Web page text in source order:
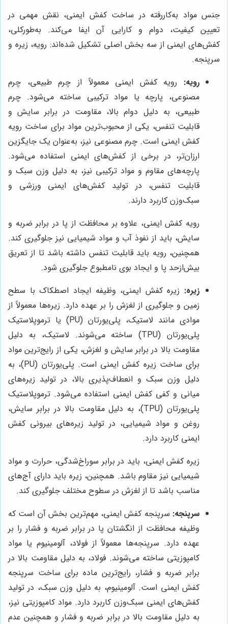
جنس مواد به‌کاررفته در ساخت کفش ایمنی، نقش مهمی در
تعیین کیفیت، دوام و کارایی آن ایفا می‌کند. به‌طورکلی،
کفش‌های ایمنی از سه بخش اصلی تشکیل شده‌اند: رویه، زیره و
سرپنجه.
رویه: رویه کفش ایمنی معمولاً از چرم طبیعی، چرم
مصنوعی، پارچه یا مواد ترکیبی ساخته می‌شود. چرم
طبیعی، به دلیل دوام بالا، مقاومت در برابر سایش و
قابلیت تنفس، یکی از محبوب‌ترین مواد برای ساخت رویه
کفش ایمنی است. چرم مصنوعی نیز، به‌عنوان یک جایگزین
ارزان‌تر، در برخی از کفش‌های ایمنی استفاده می‌شود.
پارچه‌های مقاوم و مواد ترکیبی نیز، به دلیل وزن سبک و
قابلیت تنفس، در تولید کفش‌های ایمنی ورزشی و
سبک‌وزن کاربرد دارند.
رویه کفش ایمنی، علاوه بر محافظت از پا در برابر ضربه و
سایش، باید از نفوذ آب و مواد شیمیایی نیز جلوگیری کند.
همچنین، رویه باید قابلیت تنفس داشته باشد تا از تعریق
بیش‌ازحد پا و ایجاد بوی نامطبوع جلوگیری شود.
زیره: زیره کفش ایمنی، وظیفه ایجاد اصطکاک با سطح
زمین و جلوگیری از لغزش را بر عهده دارد. زیره‌ها معمولاً از
موادی مانند لاستیک، پلی‌یورتان (PU) یا ترموپلاستیک
پلی‌یورتان (TPU) ساخته می‌شوند. لاستیک، به دلیل
مقاومت بالا در برابر سایش و لغزش، یکی از رایج‌ترین مواد
برای ساخت زیره کفش ایمنی است. پلی‌یورتان (PU)، به
دلیل وزن سبک و انعطاف‌پذیری بالا، در تولید زیره‌های
میانی و کفی کفش ایمنی استفاده می‌شود. ترموپلاستیک
پلی‌یورتان (TPU)، به دلیل مقاومت بالا در برابر سایش،
روغن و مواد شیمیایی، در تولید زیره‌های بیرونی کفش
ایمنی کاربرد دارد.
زیره کفش ایمنی، باید در برابر سوراخ‌شدگی، حرارت و مواد
شیمیایی نیز مقاوم باشد. همچنین، زیره باید دارای آج‌های
مناسب باشد تا از لغزش در سطوح مختلف جلوگیری کند.
سرپنجه: سرپنجه کفش ایمنی، مهم‌ترین بخش آن است که
وظیفه محافظت از انگشتان پا در برابر ضربه و فشار را بر
عهده دارد. سرپنجه‌ها معمولاً از فولاد، آلومینیوم یا مواد
کامپوزیتی ساخته می‌شوند. فولاد، به دلیل مقاومت بالا در
برابر ضربه و فشار، رایج‌ترین ماده برای ساخت سرپنجه
کفش ایمنی است. آلومینیوم، به دلیل وزن سبک، در تولید
کفش‌های ایمنی سبک‌وزن کاربرد دارد. مواد کامپوزیتی نیز،
به دلیل مقاومت بالا در برابر ضربه و فشار و همچنین عدم